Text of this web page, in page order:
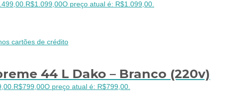
R$1.099,00O preço atual é: R$1.099,00.
cartões de crédito
44 L Dako – Branco (220v)
R$799,00O preço atual é: R$799,00.